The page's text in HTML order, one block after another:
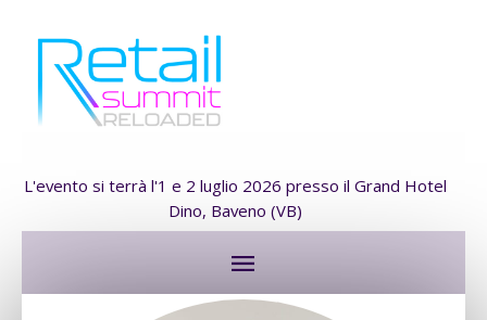
L'evento si terrà l'1 e 2 luglio 2026 presso il Grand Hotel
Dino, Baveno (VB)